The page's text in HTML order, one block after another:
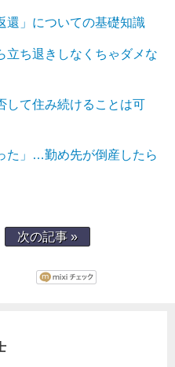
還」についての基礎知識
立ち退きしなくちゃダメな
して住み続けることは可
た」…勤め先が倒産したら
次の記事 »